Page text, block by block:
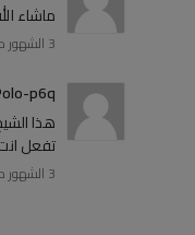
ماشاء
3 الشهور منذ
p6q
هذا
تفعل
3 الشهور منذ